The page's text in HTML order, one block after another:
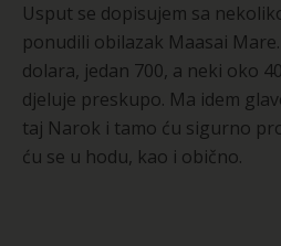
Usput se dopisujem sa
ponudili obilazak Maasai
dolara, jedan 700, a neki oko
djeluje preskupo. Ma idem
taj Narok i tamo ću sigurno
ću se u hodu, kao i obično.